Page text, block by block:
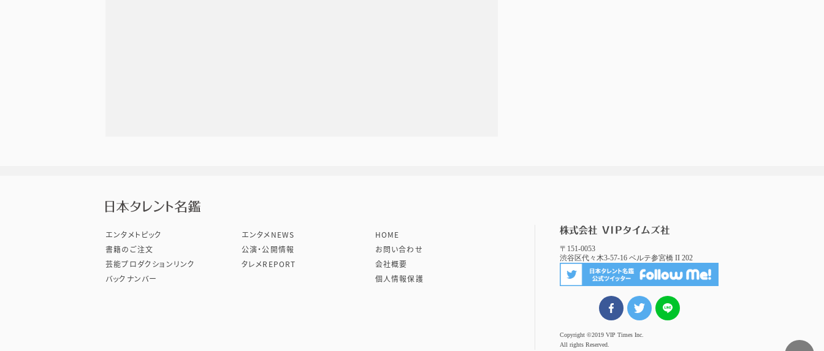
エンタメトピック
書籍のご注文
芸能プロダクションリンク
バックナンバー
エンタメNEWS
公演・公開情報
タレメREPORT
HOME
お問い合わせ
会社概要
個人情報保護
株式会社 VIPタイムズ社
〒151-0053
渋谷区代々木3-57-16 ベルテ参宮橋 II 202
FBでシェアツイート
Copyright ©2019 VIP Times Inc.
All rights Reserved.